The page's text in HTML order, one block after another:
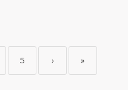
5 › »